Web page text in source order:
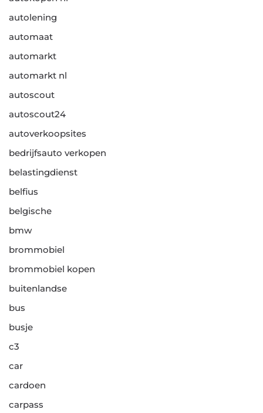
autolening
automaat
automarkt
automarkt nl
autoscout
autoscout24
autoverkoopsites
bedrijfsauto verkopen
belastingdienst
belfius
belgische
bmw
brommobiel
brommobiel kopen
buitenlandse
bus
busje
c3
car
cardoen
carpass